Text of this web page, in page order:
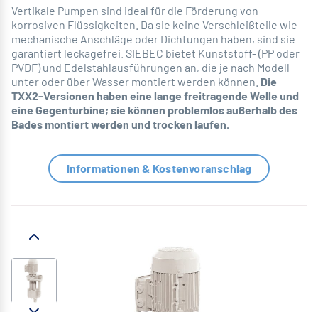
Vertikale Pumpen sind ideal für die Förderung von
korrosiven Flüssigkeiten. Da sie keine Verschleißteile wie
mechanische Anschläge oder Dichtungen haben, sind sie
garantiert leckagefrei. SIEBEC bietet Kunststoff- (PP oder
PVDF) und Edelstahlausführungen an, die je nach Modell
unter oder über Wasser montiert werden können. Die
TXX2-Versionen haben eine lange freitragende Welle und
eine Gegenturbine; sie können problemlos außerhalb des
Bades montiert werden und trocken laufen.
Informationen & Kostenvoranschlag